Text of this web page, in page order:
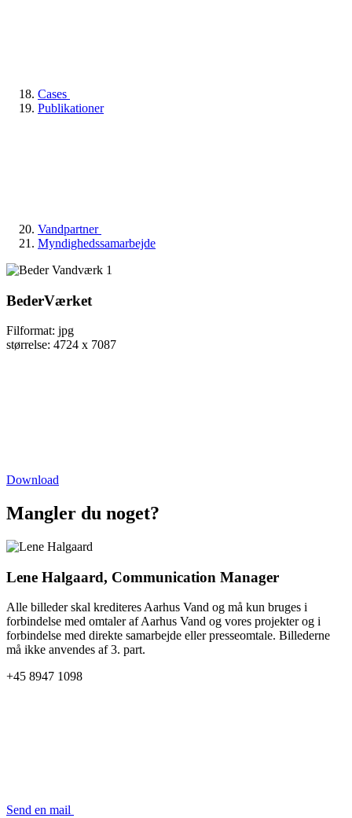
Cases
Publikationer
Vandpartner
Myndighedssamarbejde
BederVærket
Filformat: jpg
størrelse: 4724 x 7087
Download
Mangler du noget?
Lene Halgaard, Communication Manager
Alle billeder skal krediteres Aarhus Vand og må kun bruges i
forbindelse med omtaler af Aarhus Vand og vores projekter og i
forbindelse med direkte samarbejde eller presseomtale. Billederne
må ikke anvendes af 3. part.
+45 8947 1098
Send en mail